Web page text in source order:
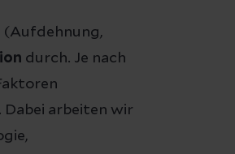
durch. Je nach
Dabei arbeiten wir